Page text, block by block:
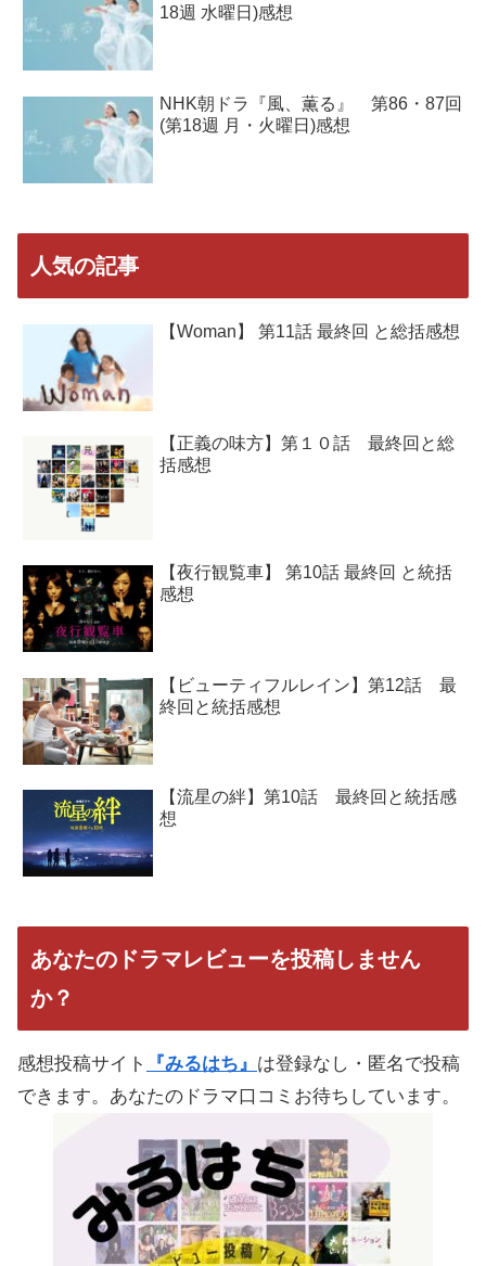
18週 水曜日)感想
NHK朝ドラ『風、薫る』 第86・87回
(第18週 月・火曜日)感想
人気の記事
【Woman】 第11話 最終回 と総括感想
【正義の味方】第１０話 最終回と総
括感想
【夜行観覧車】 第10話 最終回 と統括
感想
【ビューティフルレイン】第12話 最
終回と統括感想
【流星の絆】第10話 最終回と統括感
想
あなたのドラマレビューを投稿しません
か？
感想投稿サイト 『みるはち』 は登録なし・匿名で投稿
できます。あなたのドラマ口コミお待ちしています。